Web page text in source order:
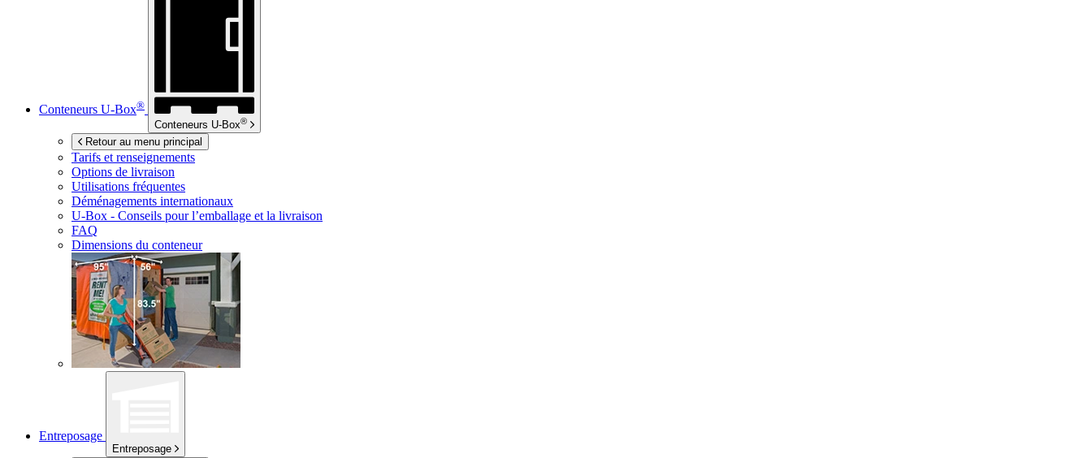
Conteneurs U-Box®
Conteneurs U-Box®
Retour au menu principal
Tarifs et renseignements
Options de livraison
Utilisations fréquentes
Déménagements internationaux
U-Box - Conseils pour l’emballage et la livraison
FAQ
Dimensions du conteneur
Entreposage
Entreposage